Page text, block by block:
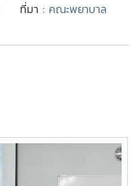
ที่มา : คณะพยาบาล